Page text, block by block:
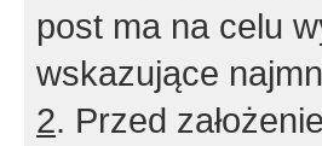
post ma na celu
wskazujące
2. Przed